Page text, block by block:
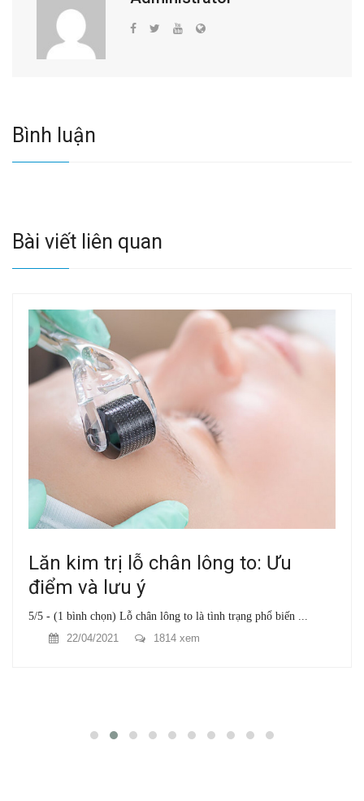
Bình luận
Bài viết liên quan
Lăn kim trị lỗ chân lông to: Ưu
điểm và lưu ý
5/5 - (1 bình chọn) Lỗ chân lông to là tình trạng phổ biến ...
22/04/2021
1814 xem